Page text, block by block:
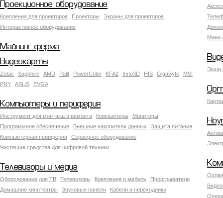
Мини
Проекционное оборудование
Крепления для проекторов Проекторы
Экраны для проекторов
Интерактивное оборудование
Майнинг ферма
Экшн
Видеокарты
Zotac Sapphire AMD Palit PowerColor KFA2 Inno3D HIS GigaByte
MSI
PNY
ASUS EVGA
Компьютеры и периферия
Инструмент для монтажа и ремонта Компьютеры
Мониторы
Программное обеспечение
Внешние накопители данных
Защита питания
Компьютерная периферия
Серверное оборудование
Чистящие средства для цифровой техники
Телевизоры и медиа
Оборудование для ТВ Телевизоры Крепления и мебель
Проигрыватели
Домашние кинотеатры
Звуковые панели Кабели и переходники